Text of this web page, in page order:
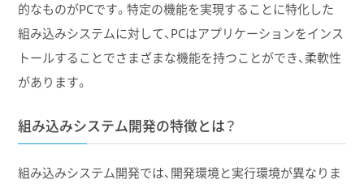
的なものがPCです。特定の機能を実現することに特化した
組み込みシステムに対して、PCはアプリケーションをインス
トールすることでさまざまな機能を持つことができ、柔軟性
があります。
組み込みシステム開発の特徴とは？
組み込みシステム開発では、開発環境と実行環境が異なりま